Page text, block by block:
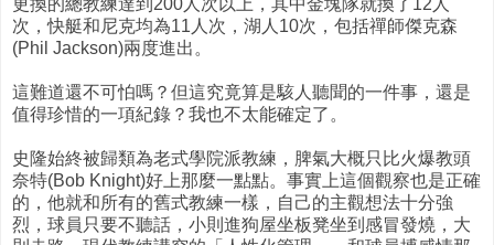
更換的總教練達到200人次以上，其中金塊隊就換了12人
次，快艇和尼克均為11人次，湖人10次，包括禪師傑克森
(Phil Jackson)兩度進出。
這難道還不可怕嗎？但這究竟算是駭人聽聞的一件事，還是
值得珍惜的一項紀錄？我也不太能確定了。
史隆始終被歸類為老式學院派教練，脾氣大概只比火爆教頭
奈特(Bob Knight)好上那麼一點點。事實上這個觀察也是正確
的，他就和所有的舊式教練一樣，自己的主觀想法十分強
烈，球員只要不聽話，小則進狗屋坐板凳坐到感冒發燒，大